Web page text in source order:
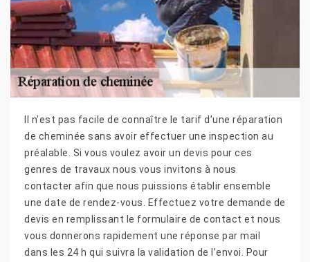
Il n’est pas facile de connaître le tarif d’une réparation
de cheminée sans avoir effectuer une inspection au
préalable. Si vous voulez avoir un devis pour ces
genres de travaux nous vous invitons à nous
contacter afin que nous puissions établir ensemble
une date de rendez-vous. Effectuez votre demande de
devis en remplissant le formulaire de contact et nous
vous donnerons rapidement une réponse par mail
dans les 24 h qui suivra la validation de l’envoi. Pour